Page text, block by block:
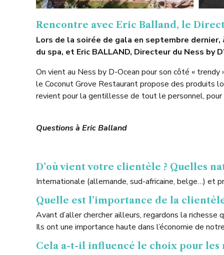
Rencontre avec Eric Balland, le
Lors de la soirée de gala en septembre dernier,
du spa, et Eric BALLAND, Directeur du Ness by
On vient au Ness by D-Ocean pour son côté «
le Coconut Grove Restaurant propose des produits
revient pour la gentillesse de tout le personnel,
Questions à Eric Balland
D’où vient votre clientèle ? Quelles
Internationale (allemande, sud-africaine, belge…) et
Quelle est l’importance de la
Avant d’aller chercher ailleurs, regardons la
Ils ont une importance haute dans l’économie de
Cela a-t-il influencé le choix pour les